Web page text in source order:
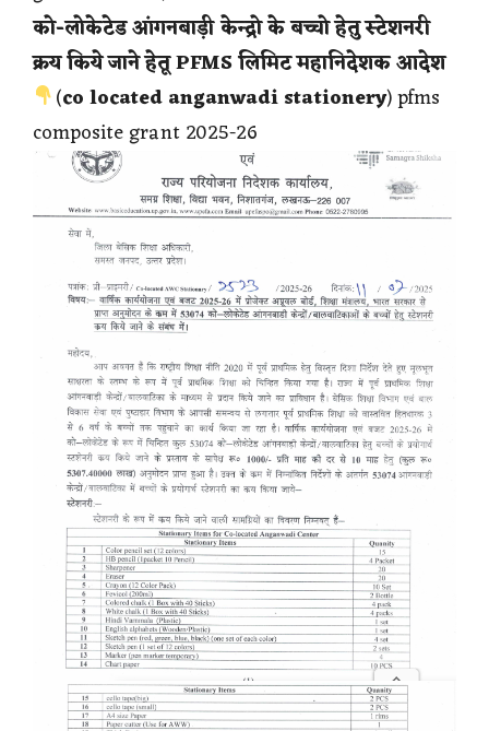
को-लोकेटेड आंगनबाड़ी केन्द्रो के बच्चो हेतु स्टेशनरी
क्रय किये जाने हेतू PFMS लिमिटमहानिदेशक आदेश
(co located anganwadi stationery) pfms
composite grant 2025-26